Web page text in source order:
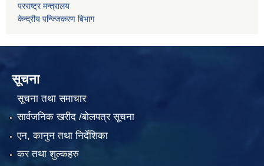
परराष्ट्र मन्त्रालय
केन्द्रीय पन्ज्जिकरण बिभाग
सूचना
सूचना तथा समाचार
सार्वजनिक खरीद /बोलपत्र सूचना
एन, कानुन तथा निर्देशिका
कर तथा शुल्कहरु